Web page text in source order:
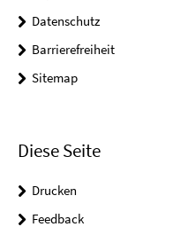
Datenschutz
Barrierefreiheit
Sitemap
Diese Seite
Drucken
Feedback